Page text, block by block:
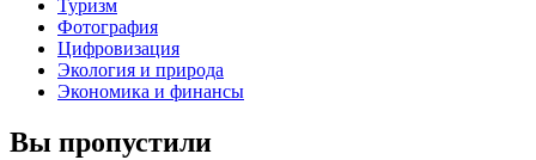
Туризм
Фотография
Цифровизация
Экология и природа
Экономика и финансы
Вы пропустили